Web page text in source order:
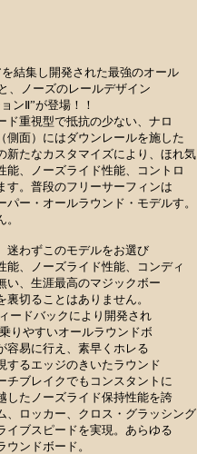
結集し開発された最強のオール
、ノーズのレールデザイン
ンⅡ”が登場！！
ド重視型で抵抗の少ない、ナロ
側面）にはダウンレールを施した
新たなカスタマイズにより、ほれ気
、ノーズライド性能、コントロ
す。普段のフリーサーフィンは
ー・オールラウンド・モデルす。
迷わずこのモデルをお選び
能、ノーズライド性能、コンディ
い、生涯最高のマジックボー
切ることはありません。
ードバックにより開発され
りやすいオールラウンドボ
容易に行え、素早くホレる
するエッジのきいたラウンド
チブレイクでもコンスタントに
したノーズライド保持性能を誇
、ロッカー、クロス・グラッシング
イブスピードを実現。あらゆる
ンドボード。